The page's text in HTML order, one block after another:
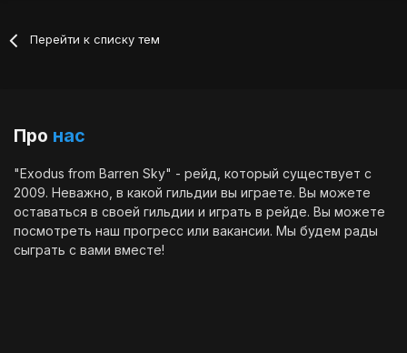
Перейти к списку тем
Про нас
"Exodus from Barren Sky" - рейд, который существует с
2009. Неважно, в какой гильдии вы играете. Вы можете
оставаться в своей гильдии и играть в рейде. Вы можете
посмотреть наш прогресс или вакансии. Мы будем рады
сыграть с вами вместе!